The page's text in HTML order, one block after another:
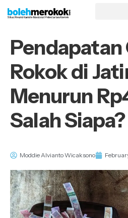
Pendapatan
Rokok di
Menurun
Salah Siapa?
Moddie Alvianto Wicaksono